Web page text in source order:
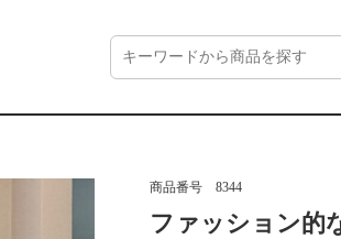
商品番号 8344
ファッション